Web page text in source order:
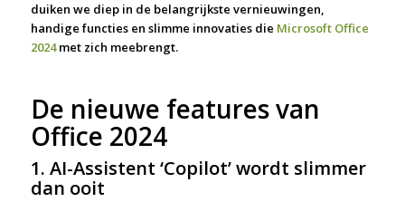
duiken we diep in de belangrijkste vernieuwingen,
handige functies en slimme innovaties die Microsoft Office
2024met zich meebrengt.
De nieuwe features van
Office 2024
1. AI-Assistent ‘Copilot’ wordt slimmer
dan ooit